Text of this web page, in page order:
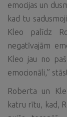
emocijas un
kad tu
Kleo palīdz
negatīvajām
Kleo jau no
emocionāli,”
Roberta un
katru rītu, kad,